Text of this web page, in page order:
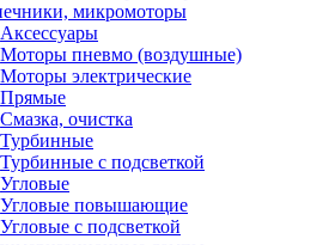
микромоторы
Аксессуары
Моторы пневмо (воздушные)
Моторы электрические
Прямые
Смазка, очистка
Турбинные
Турбинные с подсветкой
Угловые
Угловые повышающие
Угловые с подсветкой